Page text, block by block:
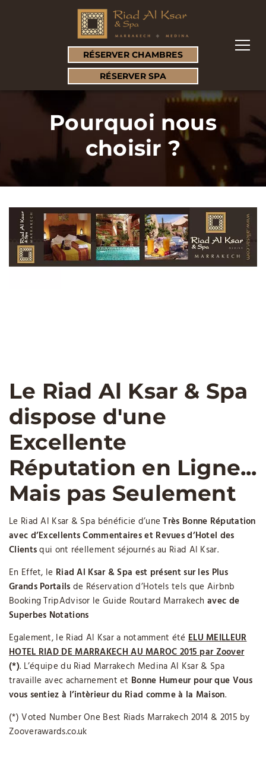
RÉSERVER CHAMBRES
RÉSERVER SPA
Pourquoi nous
choisir ?
Le Riad Al Ksar & Spa
dispose d'une
Excellente
Réputation en Ligne...
Mais pas Seulement
Le Riad Al Ksar & Spa bénéficie d’uneTrès Bonne Réputation
avec d’Excellents Commentaires et Revues d’Hotel des
Clientsqui ont réellement séjournés au Riad Al Ksar.
En Effet, le Riad Al Ksar & Spa est présent sur les Plus
Grands Portails de Réservation d’Hotels tels que Airbnb
Booking TripAdvisor le Guide Routard Marrakech avec de
Superbes Notations
Egalement, le Riad Al Ksar a notamment été ELU MEILLEUR
HOTEL RIAD DE MARRAKECH AU MAROC 2015 par Zoover
(*). L’équipe du Riad Marrakech Medina Al Ksar & Spa
travaille avec acharnement et Bonne Humeur pour que Vous
vous sentiez à l’intèrieur du Riad comme à la Maison.
(*) Voted Number One Best Riads Marrakech 2014 & 2015 by
Zooverawards.co.uk